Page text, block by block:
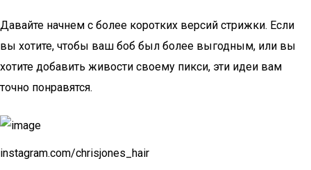
Давайте начнем с более коротких версий стрижки. Если
вы хотите, чтобы ваш боб был более выгодным, или вы
хотите добавить живости своему пикси, эти идеи вам
точно понравятся.
instagram.com/chrisjones_hair